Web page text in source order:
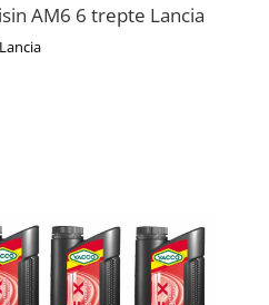
AM6 6 trepte Lancia
Lancia